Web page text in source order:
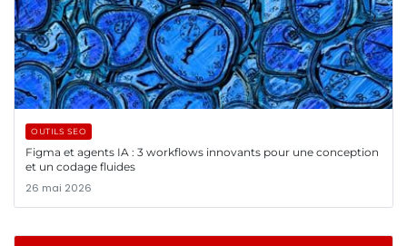
OUTILS SEO
Figma et agents IA : 3 workflows innovants pour une conception
et un codage fluides
26 mai 2026